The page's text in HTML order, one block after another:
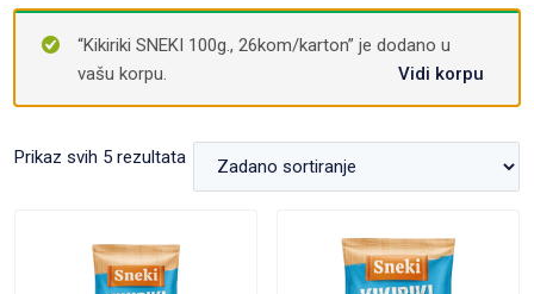
“Kikiriki SNEKI 100g., 26kom/karton” je dodano u
vašu korpu.
Vidi korpu
Prikaz svih 5 rezultata